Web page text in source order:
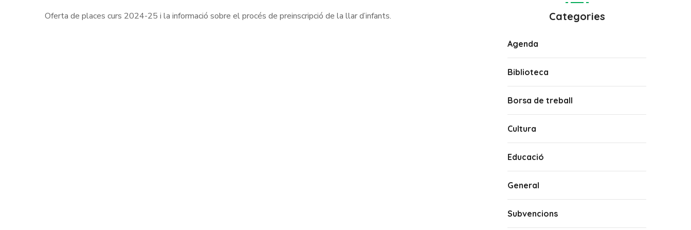
Oferta de places curs 2024-25 i la informació sobre el procés de preinscripció de la llar d’infants. Categories
Agenda
Biblioteca
Borsa de treball
Cultura
Educació
General
Subvencions